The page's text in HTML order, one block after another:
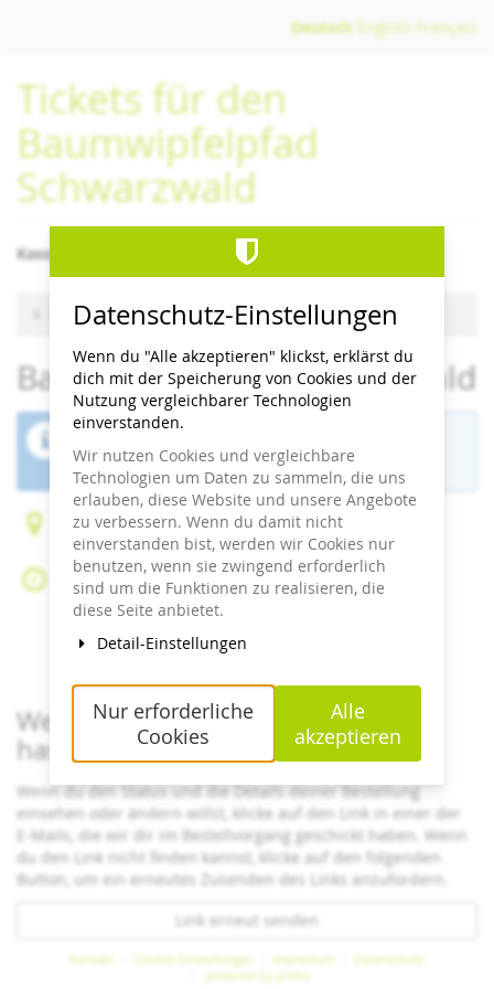
springen
Deutsch English Français
Tickets für den
Baumwipfelpfad
Schwarzwald
Kassenschluss/letzter Einlass 1 Stunde vor Schließzeit
Zu anderem Termin wechseln
Baumwipfelpfad Schwarzwald
ist beendet.
Peter-Liebig-Weg 16 – Sommerberg
75323 Bad Wildbad
Do, 23. Juli 2026
Beginn:09:30 Uhr
Ende:18:00Uhr
Zum Kalender hinzufügen
Wenn du bereits ein Ticket bestellt
hast
Wenn du den Status und die Details deiner Bestellung
einsehen oder ändern willst, klicke auf den Link in einer der
E-Mails, die wir dir im Bestellvorgang geschickt haben. Wenn
du den Link nicht finden kannst, klicke auf den folgenden
Button, um ein erneutes Zusenden des Links anzufordern.
Link erneut senden
Kontakt Cookie-Einstellungen Impressum
Datenschutz
powered by pretix
Datenschutz-Einstellungen
Wenn du "Alle akzeptieren" klickst, erklärst du
dich mit der Speicherung von Cookies und der
Nutzung vergleichbarer Technologien
einverstanden.
Wir nutzen Cookies und vergleichbare
Technologien um Daten zu sammeln, die uns
erlauben, diese Website und unsere Angebote
zu verbessern. Wenn du damit nicht
einverstanden bist, werden wir Cookies nur
benutzen, wenn sie zwingend erforderlich
sind um die Funktionen zu realisieren, die
diese Seite anbietet.
Detail-Einstellungen
Nur erforderliche
Cookies
Alle
akzeptieren